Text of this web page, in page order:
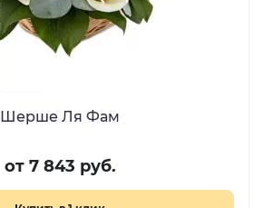
Шерше Ля Фам
от 7 843 руб.